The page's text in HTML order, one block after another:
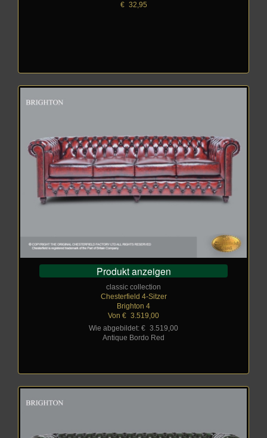
€_ 32,95
Produkt anzeigen
classic collection
Chesterfield 4-Sitzer
Brighton 4
Von € 3.519,00
Wie abgebildet: € 3.519,00
Antique Bordo Red